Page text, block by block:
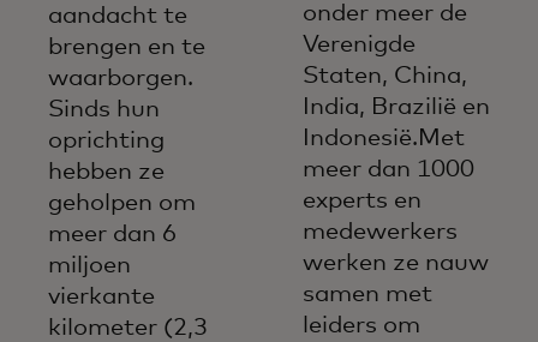
aandacht te
brengen en te
waarborgen.
Sinds hun
oprichting
hebben ze
geholpen om
meer dan 6
miljoen
vierkante
kilometer (2,3
onder meer de
Verenigde
Staten, China,
India, Brazilië en
Indonesië.Met
meer dan 1000
experts en
medewerkers
werken ze nauw
samen met
leiders om